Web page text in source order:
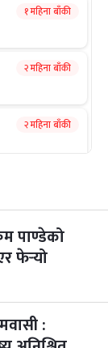
१ महिना बाँकी
२ महिना बाँकी
२ महिना बाँकी
२ महिना बाँकी
पाण्डेको
फेर्‍यो
: